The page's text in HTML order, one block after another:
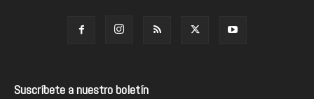
Suscríbete a nuestro boletín